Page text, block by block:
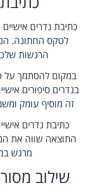
כתיבת נדרים
לטקס החתונה.
הרגשות
במקום להסתמך על
בנדרים סיפורים
זה מוסיף עומק
כתיבת נדרים
התוצאה שווה את
מרגש
שילוב